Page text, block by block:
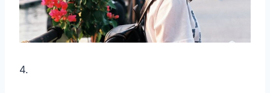
4.